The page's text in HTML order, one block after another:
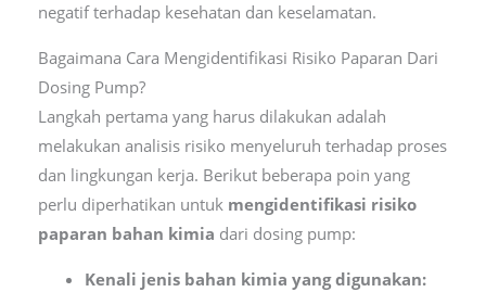
negatif terhadap kesehatan dan keselamatan.
Bagaimana Cara Mengidentifikasi Risiko Paparan Dari
Dosing Pump?
Langkah pertama yang harus dilakukan adalah
melakukan analisis risiko menyeluruh terhadap proses
dan lingkungan kerja. Berikut beberapa poin yang
perlu diperhatikan untuk mengidentifikasi risiko
paparan bahan kimia dari dosing pump:
Kenali jenis bahan kimia yang digunakan: